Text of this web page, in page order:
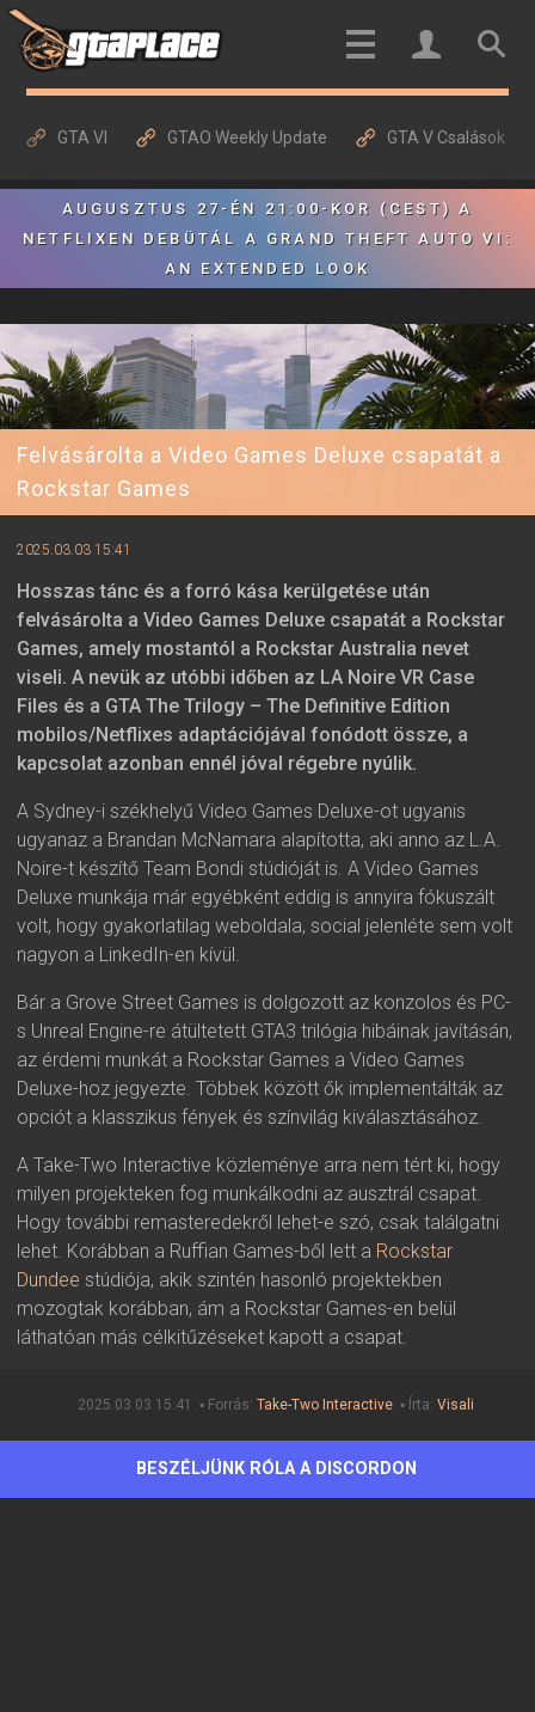
GTA VI GTAO Weekly Update GTA V Csalások
AUGUSZTUS 27-ÉN 21:00-KOR (CEST) A
NETFLIXEN DEBÜTÁL A GRAND THEFT AUTO VI:
AN EXTENDED LOOK
Felvásárolta a Video Games Deluxe csapatát a
Rockstar Games
2025.03.03 15:41
Hosszas tánc és a forró kása kerülgetése után
felvásárolta a Video Games Deluxe csapatát a Rockstar
Games, amely mostantól a Rockstar Australia nevet
viseli. A nevük az utóbbi időben az LA Noire VR Case
Files és a GTA The Trilogy – The Definitive Edition
mobilos/Netflixes adaptációjával fonódott össze, a
kapcsolat azonban ennél jóval régebre nyúlik.
A Sydney-i székhelyű Video Games Deluxe-ot ugyanis
ugyanaz a Brandan McNamara alapította, aki anno az L.A.
Noire-t készítő Team Bondi stúdióját is. A Video Games
Deluxe munkája már egyébként eddig is annyira fókuszált
volt, hogy gyakorlatilag weboldala, social jelenléte sem volt
nagyon a LinkedIn-en kívül.
Bár a Grove Street Games is dolgozott az konzolos és PC-
s Unreal Engine-re átültetett GTA3 trilógia hibáinak javításán,
az érdemi munkát a Rockstar Games a Video Games
Deluxe-hoz jegyezte. Többek között ők implementálták az
opciót a klasszikus fények és színvilág kiválasztásához.
A Take-Two Interactive közleménye arra nem tért ki, hogy
milyen projekteken fog munkálkodni az ausztrál csapat.
Hogy további remasteredekről lehet-e szó, csak találgatni
lehet. Korábban a Ruffian Games-ből lett a Rockstar
Dundee stúdiója, akik szintén hasonló projektekben
mozogtak korábban, ám a Rockstar Games-en belül
láthatóan más célkitűzéseket kapott a csapat.
2025.03.03 15:41 ▪ Forrás: Take-Two Interactive ▪ Írta: Visali
BESZÉLJÜNK RÓLA A DISCORDON